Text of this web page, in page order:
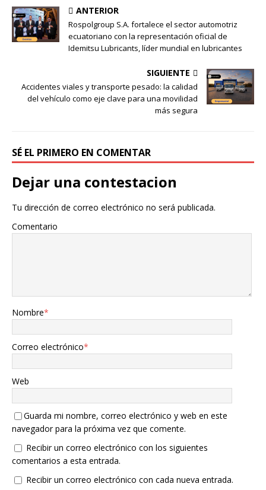
ANTERIOR
Rospolgroup S.A. fortalece el sector automotriz
ecuatoriano con la representación oficial de
Idemitsu Lubricants, líder mundial en lubricantes
SIGUIENTE
Accidentes viales y transporte pesado: la calidad
del vehículo como eje clave para una movilidad
más segura
SÉ EL PRIMERO EN COMENTAR
Dejar una contestacion
Tu dirección de correo electrónico no será publicada.
Comentario
Nombre*
Correo electrónico*
Web
Guarda mi nombre, correo electrónico y web en este
navegador para la próxima vez que comente.
Recibir un correo electrónico con los siguientes
comentarios a esta entrada.
Recibir un correo electrónico con cada nueva entrada.